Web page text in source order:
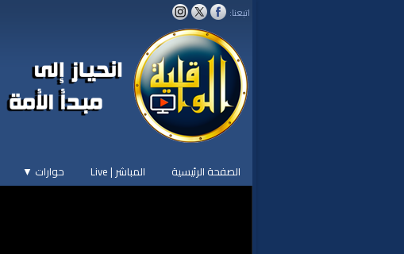
اتبعنا:
الصفحة الرئيسية المباشر | Live حوارات ▼